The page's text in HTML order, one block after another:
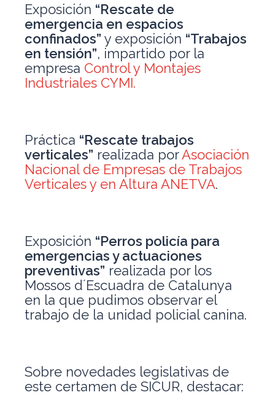
Exposición “Rescate de
emergencia en espacios
confinados” y exposición “Trabajos
en tensión”, impartido por la
empresa Control y Montajes
Industriales CYMI.
Práctica “Rescate trabajos
verticales” realizada porAsociación
Nacional de Empresas de Trabajos
Verticales y en Altura ANETVA.
Exposición “Perros policía para
emergencias y actuaciones
preventivas” realizada por los
Mossos d´Escuadra de Catalunya
en la que pudimos observar el
trabajo de la unidad policial canina.
Sobre novedades legislativas de
este certamen de SICUR, destacar: